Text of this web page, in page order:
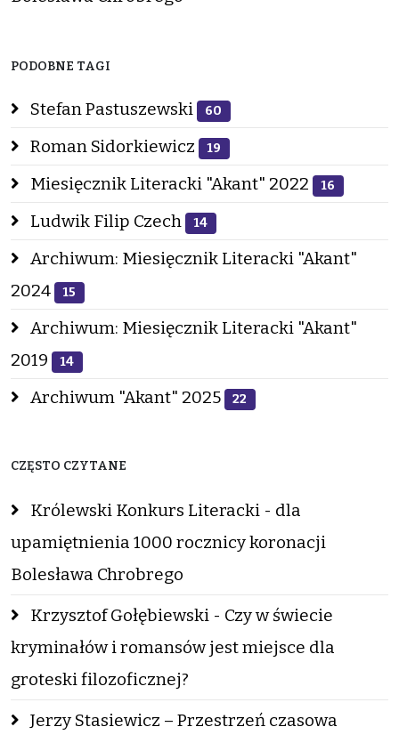
PODOBNE TAGI
Stefan Pastuszewski 60
Roman Sidorkiewicz 19
Miesięcznik Literacki "Akant" 2022 16
Ludwik Filip Czech 14
Archiwum: Miesięcznik Literacki "Akant"
2024
15
Archiwum: Miesięcznik Literacki "Akant"
2019
14
Archiwum "Akant" 2025 22
CZĘSTO CZYTANE
Królewski Konkurs Literacki - dla
upamiętnienia 1000 rocznicy koronacji
Bolesława Chrobrego
Krzysztof Gołębiewski - Czy w świecie
kryminałów i romansów jest miejsce dla
groteski filozoficznej?
Jerzy Stasiewicz – Przestrzeń czasowa